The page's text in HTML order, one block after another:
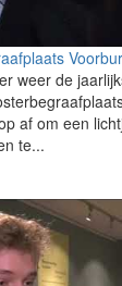
weer de
af om een
te...